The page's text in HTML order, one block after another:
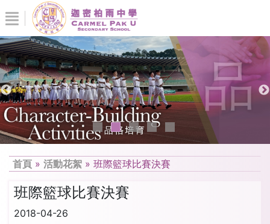
首頁 » 活動花絮 » 班際籃球比賽決賽
班際籃球比賽決賽
2018-04-26